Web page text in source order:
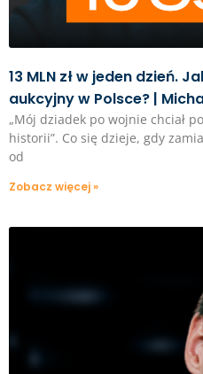
13 MLN zł w jeden dzień.
aukcyjny w Polsce? |
„Mój dziadek po wojnie chciał
historii”. Co się dzieje, gdy
od
Zobacz więcej »